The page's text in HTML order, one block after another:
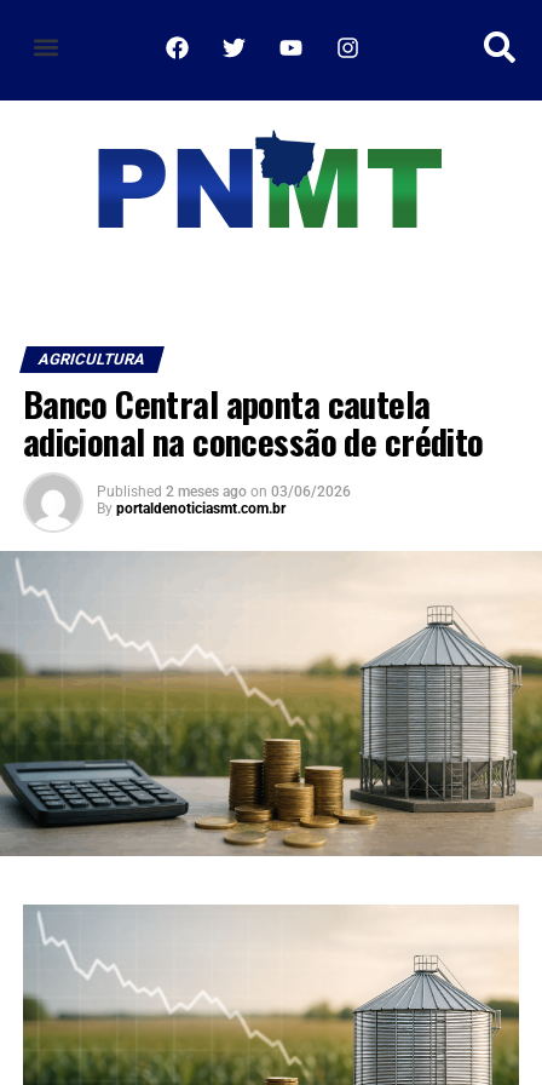
AGRICULTURA
Banco Central aponta cautela
adicional na concessão de crédito
Published 2 meses ago on 03/06/2026
By portaldenoticiasmt.com.br